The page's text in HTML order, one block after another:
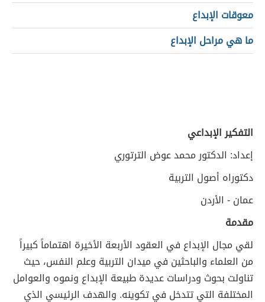
معوقات الإبداع
ما هي مراحل الإبداع
التفكير الإبداعي
إعداد: الدكتور محمد عوض الترتوري
دكتوراه أصول التربية
عمان - الأردن
مقدمة
لقي مجال الإبداع في العقود الأربعة الأخيرة اهتماماً كبيراً
من العلماء والباحثين في ميدان التربية وعلم النفس، حيث
تناولت بحوث ودراسات عديدة طبيعة الإبداع ونموه والعوامل
المختلفة التي تتدخل في تكوينه. والهدف الرئيسي الذي